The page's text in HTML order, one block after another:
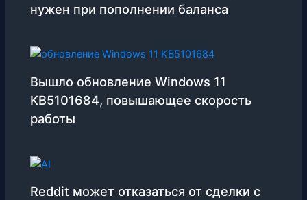
нужен при пополнении баланса
Вышло обновление Windows 11
KB5101684, повышающее скорость
работы
Reddit может отказаться от сделки с